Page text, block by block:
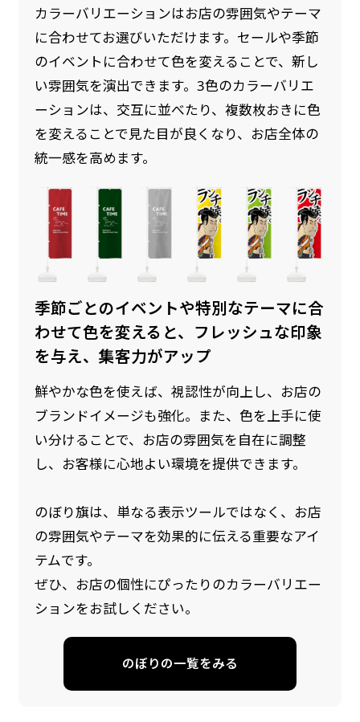
カラーバリエーションはお店の雰囲気やテーマ
に合わせてお選びいただけます。セールや季節
のイベントに合わせて色を変えることで、新し
い雰囲気を演出できます。3色のカラーバリエ
ーションは、交互に並べたり、複数枚おきに色
を変えることで見た目が良くなり、お店全体の
統一感を高めます。
季節ごとのイベントや特別なテーマに合
わせて色を変えると、フレッシュな印象
を与え、集客力がアップ
鮮やかな色を使えば、視認性が向上し、お店の
ブランドイメージも強化。また、色を上手に使
い分けることで、お店の雰囲気を自在に調整
し、お客様に心地よい環境を提供できます。
のぼり旗は、単なる表示ツールではなく、お店
の雰囲気やテーマを効果的に伝える重要なアイ
テムです。
ぜひ、お店の個性にぴったりのカラーバリエー
ションをお試しください。
のぼりの一覧をみる
防炎加工（納期+1営業日）［ +540円 ］
のぼり旗の防炎加工は、消防法で定められてい
る場所でのぼり旗を使用する際に推奨されてい
燃えにくくなります。（燃えるというより溶け
るに近くなるイメージ）一般的な方法は、旗の